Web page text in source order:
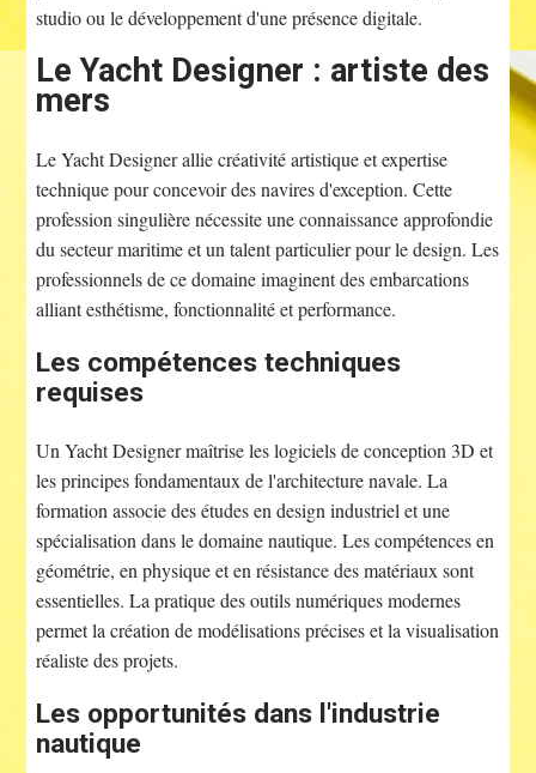
studio ou le développement d'une présence digitale.
Le Yacht Designer : artiste des
mers
Le Yacht Designer allie créativité artistique et expertise
technique pour concevoir des navires d'exception. Cette
profession singulière nécessite une connaissance approfondie
du secteur maritime et un talent particulier pour le design. Les
professionnels de ce domaine imaginent des embarcations
alliant esthétisme, fonctionnalité et performance.
Les compétences techniques
requises
Un Yacht Designer maîtrise les logiciels de conception 3D et
les principes fondamentaux de l'architecture navale. La
formation associe des études en design industriel et une
spécialisation dans le domaine nautique. Les compétences en
géométrie, en physique et en résistance des matériaux sont
essentielles. La pratique des outils numériques modernes
permet la création de modélisations précises et la visualisation
réaliste des projets.
Les opportunités dans l'industrie
nautique